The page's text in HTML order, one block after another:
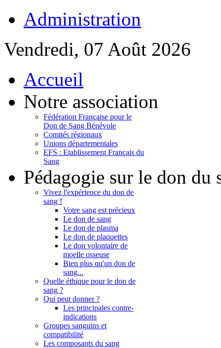
Administration
Vendredi, 07 Août 2026
Accueil
Notre association
Fédération Française pour le
Don de Sang Bénévole
Comités régionaux
Unions départementales
EFS : Etablissement Français du
Sang
Pédagogie sur le don du
Vivez l'expérience du don de
sang !
Votre sang est précieux
Le don de sang
Le don de plasma
Le don de plaquettes
Le don volontaire de
moelle osseuse
Bien plus qu'un don de
sang...
Quelle éthique pour le don de
sang ?
Qui peut donner ?
Les principales contre-
indications
Groupes sanguins et
compatibilité
Les composants du sang